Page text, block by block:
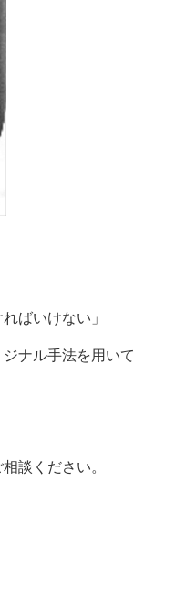
ばいけない」
ナル手法を用いて
談ください。